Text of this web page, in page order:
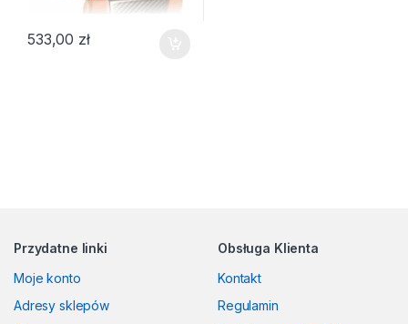
533,00 zł
Przydatne linki
Moje konto
Adresy sklepów
Obsługa Klienta
Kontakt
Regulamin